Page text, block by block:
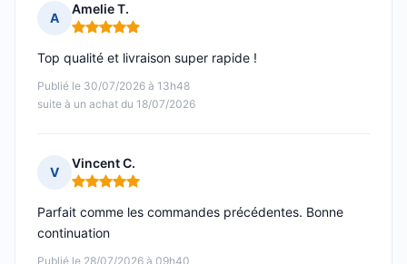
A
Amelie T.
Note : 5 sur 5
Publié le 30/07/2026 à 13h48
suite à un achat du 18/07/2026
Top qualité et livraison super rapide !
V
Vincent C.
Note : 5 sur 5
Publié le 28/07/2026 à 09h40
Parfait comme les commandes précédentes. Bonne
continuation